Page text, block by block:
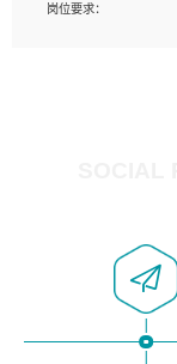
岗位要求：
4、掌握DevOps思想、
5、掌握常见中间件配
SOCIAL